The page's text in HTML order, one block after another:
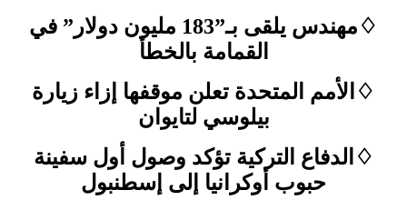
♢مهندس يلقى بـ”183 مليون دولار” في
القمامة بالخطأ
♢الأمم المتحدة تعلن موقفها إزاء زيارة
بيلوسي لتايوان
♢الدفاع التركية تؤكد وصول أول سفينة
حبوب أوكرانيا إلى إسطنبول